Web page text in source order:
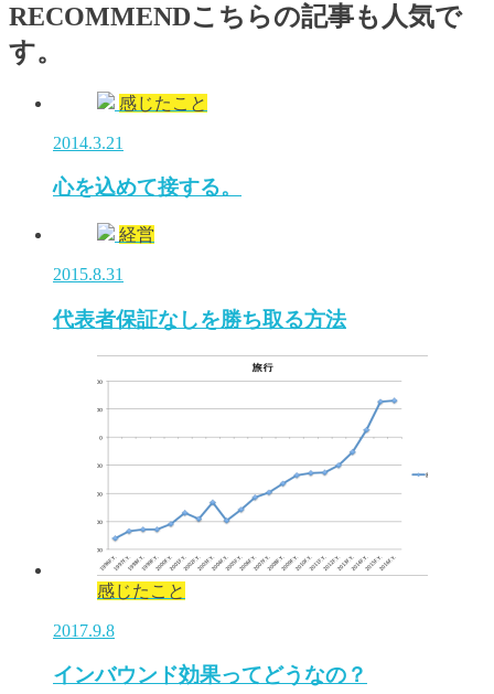
RECOMMENDこちらの記事も人気で
す。
感じたこと
2014.3.21
心を込めて接する。
経営
2015.8.31
代表者保証なしを勝ち取る方法
感じたこと
2017.9.8
インバウンド効果ってどうなの？